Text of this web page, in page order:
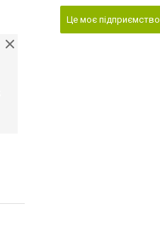
Це моє підприємство